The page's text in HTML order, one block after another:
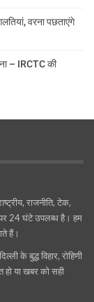
वरना पछताएंगे
– IRCTC की
राजनीति, टेक,
24 घंटे उपलब्ध है। हम
हैं।
के बुद्ध विहार, रोहिणी
हो या खबर को सही